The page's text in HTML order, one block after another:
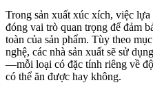
Trong sản xuất xúc xích, việc lựa
đóng vai trò quan trọng để đảm
toàn của sản phẩm. Tùy theo
nghệ, các nhà sản xuất sẽ sử
—mỗi loại có đặc tính riêng về
có thể ăn được hay không.